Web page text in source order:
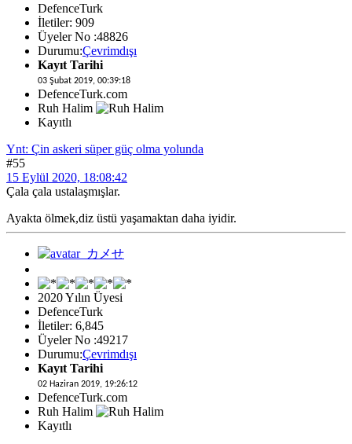
DefenceTurk
İletiler: 909
Üyeler No :48826
Durumu:Çevrimdışı
Kayıt Tarihi
03 Şubat 2019, 00:39:18
DefenceTurk.com
Ruh Halim
Kayıtlı
Ynt: Çin askeri süper güç olma yolunda
#55
15 Eylül 2020, 18:08:42
Çala çala ustalaşmışlar.
Ayakta ölmek,diz üstü yaşamaktan daha iyidir.
2020 Yılın Üyesi
DefenceTurk
İletiler: 6,845
Üyeler No :49217
Durumu:Çevrimdışı
Kayıt Tarihi
02 Haziran 2019, 19:26:12
DefenceTurk.com
Ruh Halim
Kayıtlı